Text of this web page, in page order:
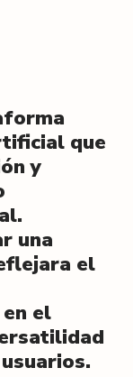
que
y
una
el
el